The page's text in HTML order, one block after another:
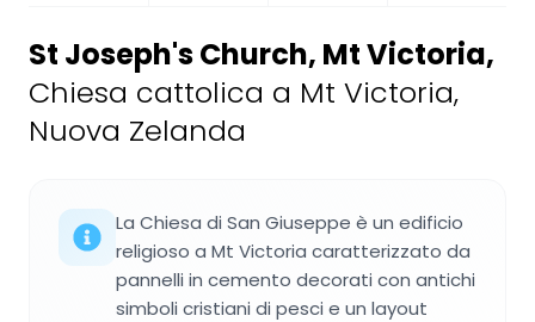
St Joseph's Church, Mt Victoria,
Chiesa cattolica a Mt Victoria,
Nuova Zelanda
La Chiesa di San Giuseppe è un edificio
religioso a Mt Victoria caratterizzato da
pannelli in cemento decorati con antichi
simboli cristiani di pesci e un layout